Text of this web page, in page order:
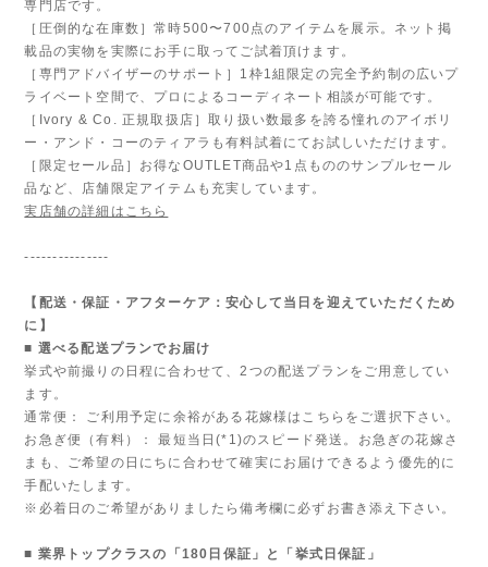
専門店です。
［圧倒的な在庫数］常時500〜700点のアイテムを展示。ネット掲
載品の実物を実際にお手に取ってご試着頂けます。
［専門アドバイザーのサポート］1枠1組限定の完全予約制の広いプ
ライベート空間で、プロによるコーディネート相談が可能です。
［Ivory & Co. 正規取扱店］取り扱い数最多を誇る憧れのアイボリ
ー・アンド・コーのティアラも有料試着にてお試しいただけます。
［限定セール品］お得なOUTLET商品や1点もののサンプルセール
品など、店舗限定アイテムも充実しています。
実店舗の詳細はこちら
---------------
【配送・保証・アフターケア：安心して当日を迎えていただくため
に】
■ 選べる配送プランでお届け
挙式や前撮りの日程に合わせて、2つの配送プランをご用意してい
ます。
通常便： ご利用予定に余裕がある花嫁様はこちらをご選択下さい。
お急ぎ便（有料）： 最短当日(*1)のスピード発送。お急ぎの花嫁さ
まも、ご希望の日にちに合わせて確実にお届けできるよう優先的に
手配いたします。
※必着日のご希望がありましたら備考欄に必ずお書き添え下さい。
■ 業界トップクラスの「180日保証」と「挙式日保証」